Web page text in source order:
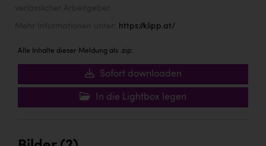
https://klipp.at/
Alle Inhalte dieser Meldung als .zip:
Sofort downloaden
In die Lightbox legen